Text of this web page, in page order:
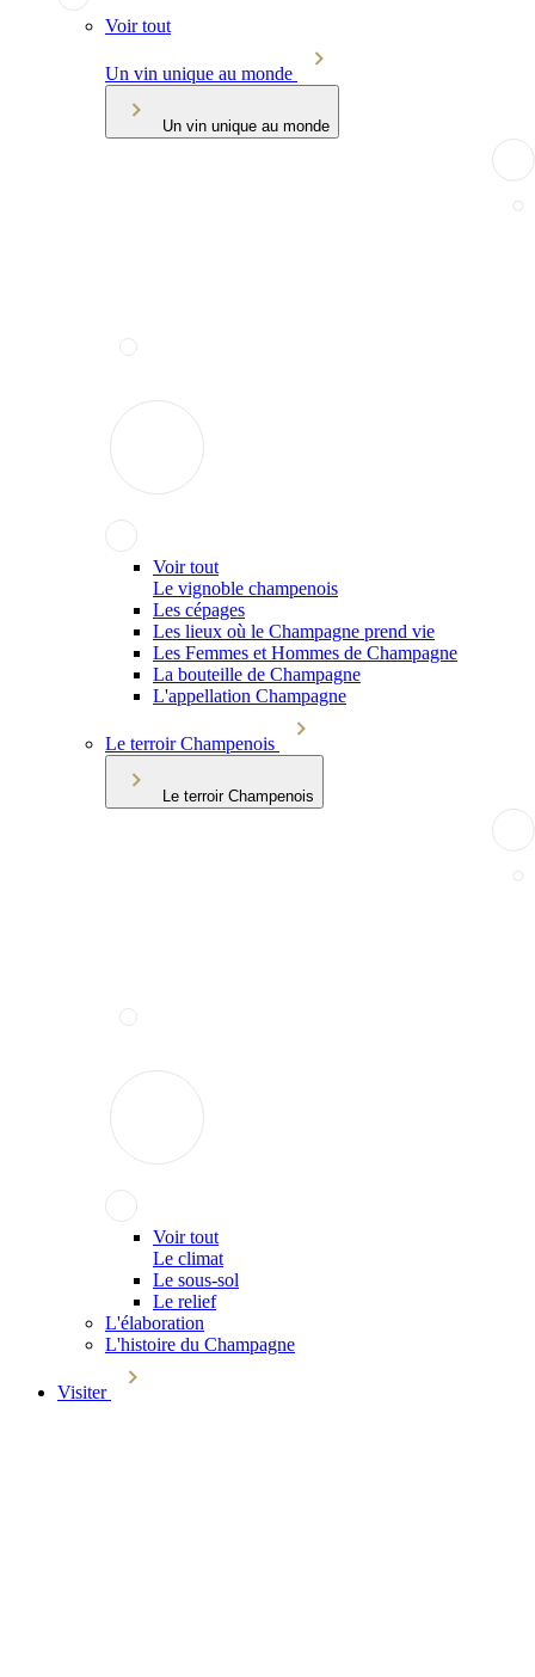
Voir tout
Un vin unique au monde
Un vin unique au monde
Voir tout
Le vignoble champenois
Les cépages
Les lieux où le Champagne prend vie
Les Femmes et Hommes de Champagne
La bouteille de Champagne
L'appellation Champagne
Le terroir Champenois
Le terroir Champenois
Voir tout
Le climat
Le sous-sol
Le relief
L'élaboration
L'histoire du Champagne
Visiter